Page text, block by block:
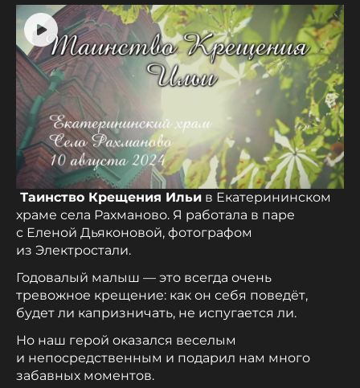
Таинство Крещения Ильи в Екатерининском
храме села Рахманово. Я работала в паре
с Еленой Дьяконовой, фотографом
из Электростали.
Годовалый малыш — это всегда очень
тревожное крещение: как он себя поведёт,
будет ли капризничать, не испугается ли.
Но наш герой оказался веселым
и непосредственным и подарил нам много
забавных моментов.